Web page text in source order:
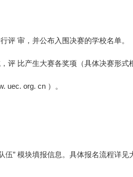
评 审，并公布入围决赛的学校名单。
评 比产生大赛各奖项（具体决赛形式
uec. org. cn ）。
” 模块填报信息。具体报名流程详见